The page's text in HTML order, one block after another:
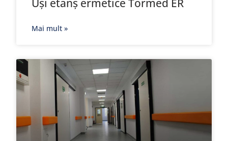
Uși etanș ermetice Tormed ER
Mai mult »